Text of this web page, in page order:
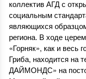
коллектив АГД с
социальным
являющихся
региона. В ходе
«Горняк», как и весь
Гриба, находится на
ДАЙМОНДС» на